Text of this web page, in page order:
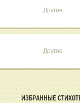
Другое
Другое
ИЗБРАННЫЕ